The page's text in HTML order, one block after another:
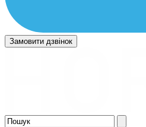
Замовити дзвінок